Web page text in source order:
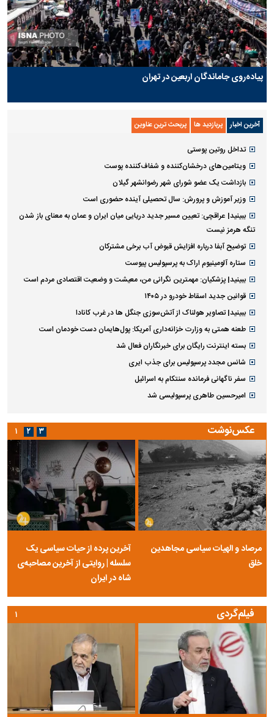
پیاده‌روی جاماندگان اربعین در تهران
آخرین اخبار پربازدید ها پربحث ترین عناوین
تداخل روتین پوستی
ویتامین‌های درخشان‌کننده و شفاف‌کننده پوست
بازداشت یک عضو شورای شهر رضوانشهر گیلان
وزیر آموزش و پرورش: سال تحصیلی آینده حضوری است
ببینید| عراقچی: تعیین مسیر جدید دریایی میان ایران و عمان به معنای باز شدن
تنگه هرمز نیست
توضیح آبفا درباره افزایش قبوض آب برخی مشترکان
ستاره آلومینیوم اراک به پرسپولیس پیوست
ببینید| پزشکیان: مهمترین نگرانی من، معیشت و وضعیت اقتصادی مردم است
قوانین جدید اسقاط خودرو در ۱۴۰۵
ببینید| تصاویر هولناک از آتش‌سوزی جنگل ها در غرب کانادا
طعنه همتی به وزارت خزانه‌داری آمریکا: پول‌هایمان دست خودمان است
بسته اینترنت رایگان برای خبرنگاران فعال شد
شانس مجدد پرسپولیس برای جذب ایری
سفر ناگهانی فرمانده سنتکام به اسرائیل
امیرحسین طاهری پرسپولیسی شد
عکس‌نوشت
مرصاد و الهیات سیاسی مجاهدین
خلق
آخرین پرده از حیات سیاسی یک
سلسله | روایتی از آخرین مصاحبه‌ی
شاه در ایران
۱ ۲ ۳
فیلم‌گردی ۱